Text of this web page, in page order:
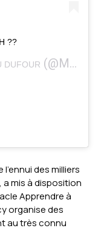
??
DUFOUR (@MATHDUFF) ON
des milliers
mis à disposition
Apprendre à
organise des
au très connu